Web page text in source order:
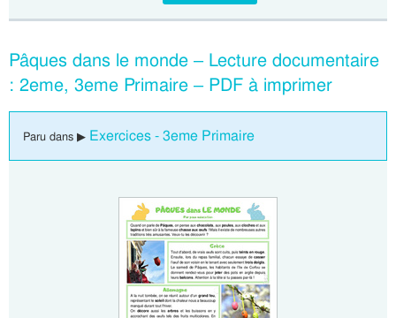
Pâques dans le monde – Lecture documentaire
: 2eme, 3eme Primaire – PDF à imprimer
Paru dans ▶ Exercices - 3eme Primaire